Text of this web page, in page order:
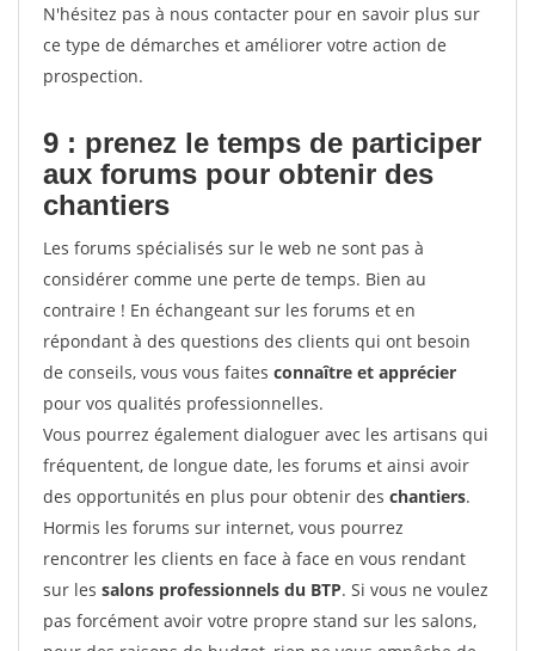
N'hésitez pas à nous contacter pour en savoir plus sur
ce type de démarches et améliorer votre action de
prospection.
9 : prenez le temps de participer
aux forums pour obtenir des
chantiers
Les forums spécialisés sur le web ne sont pas à
considérer comme une perte de temps. Bien au
contraire ! En échangeant sur les forums et en
répondant à des questions des clients qui ont besoin
de conseils, vous vous faites connaître et apprécier
pour vos qualités professionnelles.
Vous pourrez également dialoguer avec les artisans qui
fréquentent, de longue date, les forums et ainsi avoir
des opportunités en plus pour obtenir des chantiers.
Hormis les forums sur internet, vous pourrez
rencontrer les clients en face à face en vous rendant
sur les salons professionnels du BTP. Si vous ne voulez
pas forcément avoir votre propre stand sur les salons,